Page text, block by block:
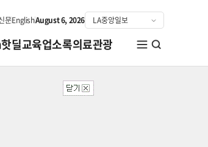
문EnglishAugust 6, 2026
핫딜교육업소록의료관광